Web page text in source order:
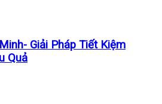
Giải Pháp Tiết Kiệm
Quả